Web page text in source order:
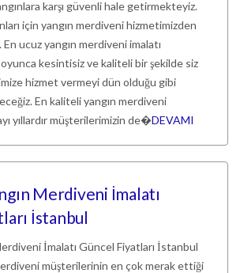
karşı güvenli hale getirmekteyiz.
için yangın merdiveni hizmetimizden
ucuz yangın merdiveni imalatı
kesintisiz ve kaliteli bir şekilde siz
hizmet vermeyi dün olduğu gibi
En kaliteli yangın merdiveni
yıllardır müşterilerimizin de�DEVAMI
Merdiveni İmalatı
İstanbul
İmalatı Güncel Fiyatları İstanbul
müşterilerinin en çok merak ettiği